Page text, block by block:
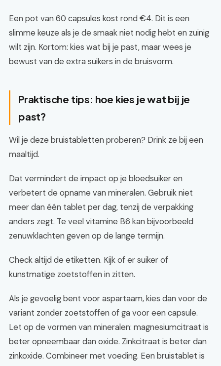
Een pot van 60 capsules kost rond €4. Dit is een
slimme keuze als je de smaak niet nodig hebt en zuinig
wilt zijn. Kortom: kies wat bij je past, maar wees je
bewust van de extra suikers in de bruisvorm.
Praktische tips: hoe kies je wat bij je
past?
Wil je deze bruistabletten proberen? Drink ze bij een
maaltijd.
Dat vermindert de impact op je bloedsuiker en
verbetert de opname van mineralen. Gebruik niet
meer dan één tablet per dag, tenzij de verpakking
anders zegt. Te veel vitamine B6 kan bijvoorbeeld
zenuwklachten geven op de lange termijn.
Check altijd de etiketten. Kijk of er suiker of
kunstmatige zoetstoffen in zitten.
Als je gevoelig bent voor aspartaam, kies dan voor de
variant zonder zoetstoffen of ga voor een capsule.
Let op de vormen van mineralen: magnesiumcitraat is
beter opneembaar dan oxide. Zinkcitraat is beter dan
zinkoxide. Combineer met voeding. Een bruistablet is